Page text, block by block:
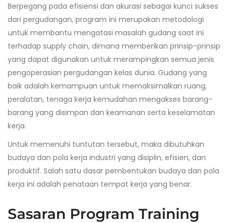
Berpegang pada efisiensi dan akurasi sebagai kunci sukses
dari pergudangan, program ini merupakan metodologi
untuk membantu mengatasi masalah gudang saat ini
terhadap supply chain, dimana memberikan prinsip-prinsip
yang dapat digunakan untuk merampingkan semua jenis
pengoperasian pergudangan kelas dunia. Gudang yang
baik adalah kemampuan untuk memaksimalkan ruang,
peralatan, tenaga kerja kemudahan mengakses barang-
barang yang disimpan dan keamanan serta keselamatan
kerja.
Untuk memenuhi tuntutan tersebut, maka dibutuhkan
budaya dan pola kerja industri yang disiplin, efisien, dan
produktif. Salah satu dasar pembentukan budaya dan pola
kerja ini adalah penataan tempat kerja yang benar.
Sasaran Program Training